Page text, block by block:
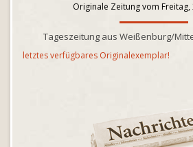
Originale Zeitung vom Freitag,
Tageszeitung aus Weißenburg/
letztes verfügbares Originalexemplar!